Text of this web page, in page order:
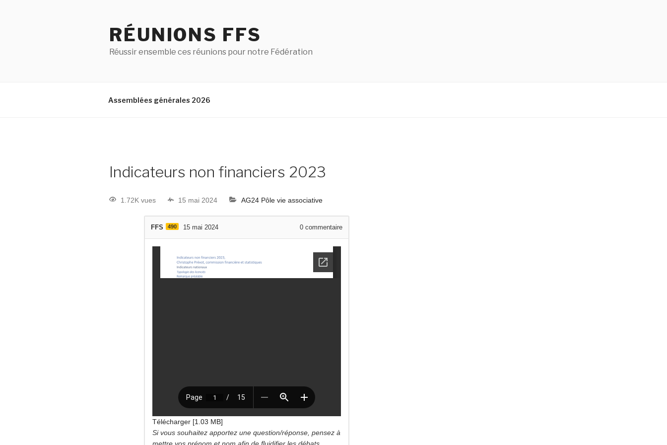
RÉUNIONS FFS
Réussir ensemble ces réunions pour notre Fédération
Assemblées générales 2026
Indicateurs non financiers 2023
1.72K vues 15 mai 2024 AG24 Pôle vie associative
FFS 490 15 mai 2024 0 commentaire
Télécharger [1.03 MB]
Si vous souhaitez apportez une question/réponse, pensez à